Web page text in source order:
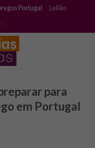
Portugal Leilão
▼
para
em Portugal